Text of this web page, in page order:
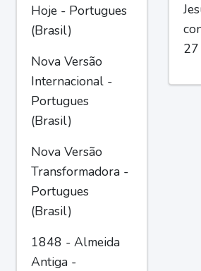
Hoje - Portugues
(Brasil)
Nova Versão
Internacional -
Portugues
(Brasil)
Nova Versão
Transformadora -
Portugues
(Brasil)
1848 - Almeida
Antiga -